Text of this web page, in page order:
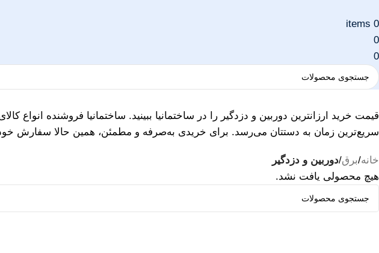
0
items
0
0
قیمت خرید ارزانترین دوربین و دزدگیر را در ساختمانیا ببینید. ساختمانیا فروشنده
سریع‌ترین زمان به دستتان می‌رسد. برای خریدی به‌صرفه و مطمئن، همین حالا سفارش
خانه/برق/دوربین و دزدگیر
هیچ محصولی یافت نشد.